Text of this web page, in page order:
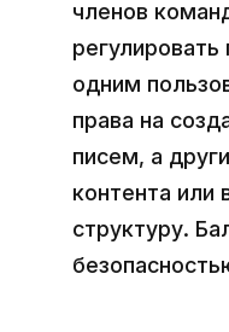
членов
одним
права на
писем, а
контента или
структуру.